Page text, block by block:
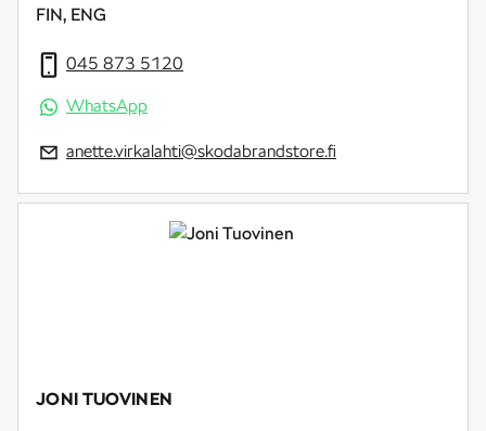
FIN, ENG
045 873 5120
WhatsApp
anette.virkalahti@skodabrandstore.fi
JONI TUOVINEN